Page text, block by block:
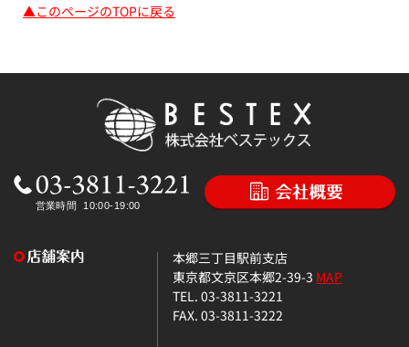
▲このページのTOPに戻る
本郷三丁目駅前支店
東京都文京区本郷2-39-3 MAP
TEL. 03-3811-3221
FAX. 03-3811-3222